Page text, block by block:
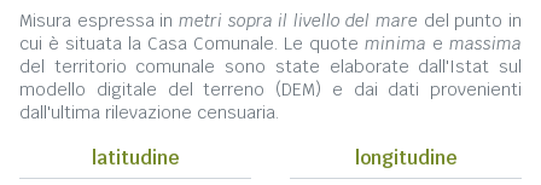
Misura espressa in metri sopra il livello del mare del punto in
cui è situata la Casa Comunale. Le quote minima e massima
del territorio comunale sono state elaborate dall'Istat sul
modello digitale del terreno (DEM) e dai dati provenienti
dall'ultima rilevazione censuaria.
latitudine longitudine